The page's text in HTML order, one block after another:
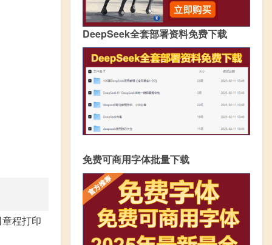
程打印
DeepSeek全套部署资料免费下载
免费可商用字体批量下载